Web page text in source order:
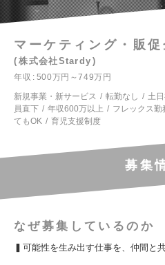
マーケティング・販促
株式会社Stardy
年収
500万円～749万円
新規事業・新サービス
転勤なし 土
員直下
年収600万以上 フレックス勤
てもOK
育児支援制度
募集
なぜ募集しているのか
▍可能性を生み出す仕事を、仲間と共